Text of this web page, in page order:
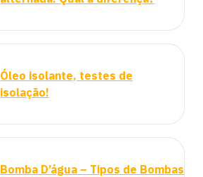
Óleo isolante, testes de
isolação!
Bomba D’água – Tipos de Bombas